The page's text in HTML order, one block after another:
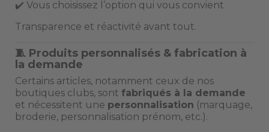
✔️ Vous choisissez l’option qui vous convient
Transparence et réactivité avant tout.
🧵 Produits personnalisés & fabrication à
la demande
Certains articles, notamment ceux de nos
boutiques clubs, sont fabriqués à la demande
et nécessitent une personnalisation (marquage,
broderie, personnalisation prénom, etc.).